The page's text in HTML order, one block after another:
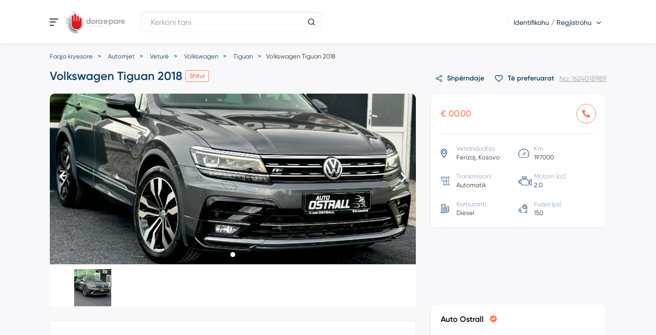
Identifikohu / Regjistrohu
Faqja kryesore Automjet Veturë Volkswagen Tiguan Volkswagen Tiguan 2018
Volkswagen Tiguan 2018 Shitur Shpërndaje Të preferuarat No: 1624018989
€ 00.00
Vendndodhja
Ferizaj, Kosovo
Km
197000
Transmisioni
Automatik
Motorri (cc)
2.0
Karburanti
Diesel
Fuqia (ps)
150
Auto Ostrall